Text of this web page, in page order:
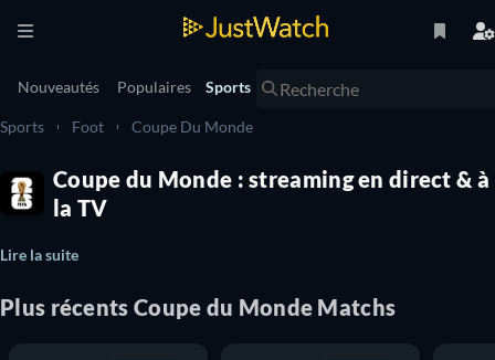
Nouveautés Populaires Sports
Sports Foot Coupe Du Monde
Coupe du Monde : streaming en direct & à
la TV
Lire la suite
Plus récents Coupe du Monde Matchs